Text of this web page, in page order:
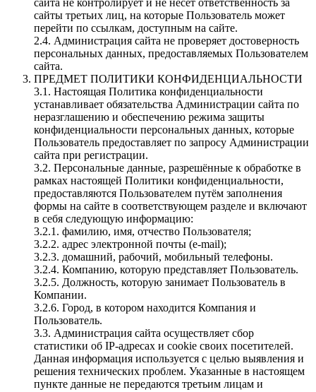
сайты третьих лиц, на которые Пользователь может
перейти по ссылкам, доступным на сайте.
2.4. Администрация сайта не проверяет достоверность
персональных данных, предоставляемых Пользователем
сайта.
ПРЕДМЕТ ПОЛИТИКИ КОНФИДЕНЦИАЛЬНОСТИ
3.1. Настоящая Политика конфиденциальности
устанавливает обязательства Администрации сайта по
неразглашению и обеспечению режима защиты
конфиденциальности персональных данных, которые
Пользователь предоставляет по запросу Администрации
сайта при регистрации.
3.2. Персональные данные, разрешённые к обработке в
рамках настоящей Политики конфиденциальности,
предоставляются Пользователем путём заполнения
формы на сайте в соответствующем разделе и включают
в себя следующую информацию:
3.2.1. фамилию, имя, отчество Пользователя;
3.2.2. адрес электронной почты (e-mail);
3.2.3. домашний, рабочий, мобильный телефоны.
3.2.4. Компанию, которую представляет Пользователь.
3.2.5. Должность, которую занимает Пользователь в
Компании.
3.2.6. Город, в котором находится Компания и
Пользователь.
3.3. Администрация сайта осуществляет сбор
статистики об IP-адресах и cookie своих посетителей.
Данная информация используется с целью выявления и
решения технических проблем. Указанные в настоящем
пункте данные не передаются третьим лицам и